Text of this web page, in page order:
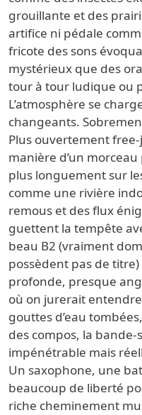
grouillante et des
artifice ni pédale
fricote des sons
mystérieux que des
tour à tour ludique ou
L’atmosphère se
changeants.
Plus ouvertement
manière d’un
plus longuement sur
comme une rivière
remous et des flux
guettent la tempête
beau B2 (vraiment
possèdent pas de
profonde, presque
où on jurerait entendre
gouttes d’eau
des compos, la bande-
impénétrable mais
Un saxophone, une
beaucoup de liberté
riche cheminement